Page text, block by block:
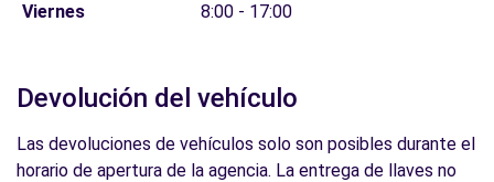
Viernes
8:00 - 17:00
Devolución del vehículo
Las devoluciones de vehículos solo son posibles durante el
horario de apertura de la agencia. La entrega de llaves no